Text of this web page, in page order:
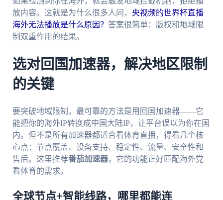
放内容。这就是为什么很多人问， 央视频的世界杯直播
海外无法播放是什么原因？ 答案很简单：版权和地域限
制双重作用的结果。
选对回国加速器，解决地区限制
的关键
要突破地域限制，最可靠的方法是用回国加速器——它
能把你的海外IP转换成中国大陆IP，让平台误以为你在国
内。但不是所有加速器都适合看体育直播，得看几个核
心点：节点覆盖、设备支持、稳定性、流量、安全性和
售后。这里推荐番茄加速器，它的功能正好匹配海外党
看体育的需求。
全球节点+智能线路，哪里都能连